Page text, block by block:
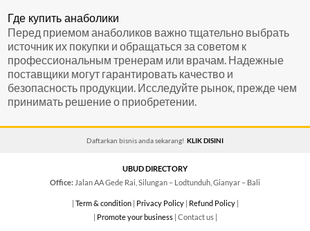
Где купить анаболики
Перед приемом анаболиков важно тщательно выбрать
источник их покупки и обращаться за советом к
профессиональным тренерам или врачам. Надежные
поставщики могут гарантировать качество и
безопасность продукции. Исследуйте рынок, прежде чем
принимать решение о приобретении.
Daftarkan bisnis anda sekarang! KLIK DISINI
UBUD DIRECTORY
Office: Jalan AA Gede Rai, Silungan – Lodtunduh, Gianyar – Bali
Term & condition| Privacy Policy| Refund Policy|
Promote your business| Contact us |